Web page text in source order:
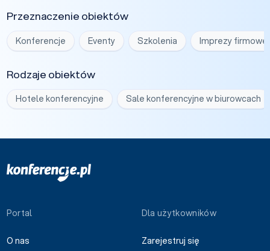
Przeznaczenie obiektów
Konferencje Eventy Szkolenia Imprezy firmowe
Rodzaje obiektów
Hotele konferencyjne Sale konferencyjne w biurowcach
Portal
O nas
Dla użytkowników
Zarejestruj się